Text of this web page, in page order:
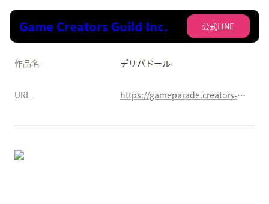
Game Creators Guild Inc. 公式LINE
作品名 デリバドール
URL https://gameparade.creators-guild.com/works/2263